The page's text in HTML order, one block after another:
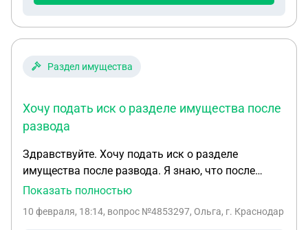
квартире номер 4, а в росреестре она номер 1…
Раздел имущества
Хочу подать иск о разделе имущества после
развода
Здравствуйте. Хочу подать иск о разделе
имущества после развода. Я знаю, что после
развода можно подать иск в течении 3 лет.
развод состоялся чуть более года назад. Можно
Показать полностью
10 февраля, 18:14, вопрос №4853297, Ольга, г. Краснодар